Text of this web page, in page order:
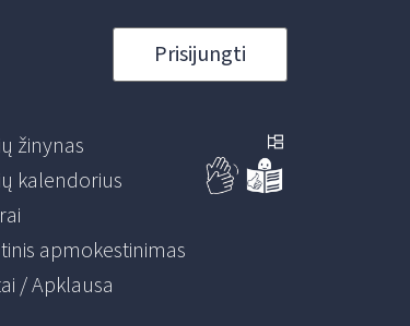
Prisijungti
žinynas
kalendorius
apmokestinimas
/ Apklausa